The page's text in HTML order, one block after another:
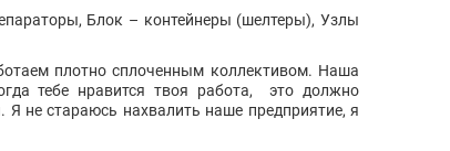
Блок – контейнеры (шелтеры), Узлы
плотно сплоченным коллективом. Наша
тебе нравится твоя работа, это должно
Я не стараюсь нахвалить наше предприятие, я